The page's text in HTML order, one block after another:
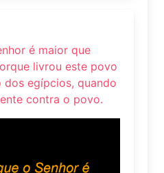
é maior que
livrou este povo
egípcios, quando
contra o povo.